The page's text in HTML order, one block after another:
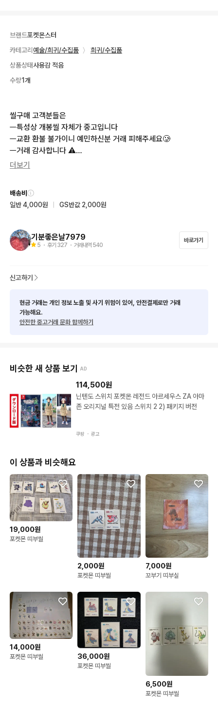
브랜드포켓몬스터
카테고리 예술/희귀/수집품 〉
희귀/수집품
상품상태사용감 적음
수량1개
씰구매 고객분들은
ㅡ특성상 개봉씰 자체가 중고입니다
ㅡ교환 환불 불가이니 예민하신분 거래 피해주세요🥲
ㅡ거래 감사합니다 ⚠️
💗가격에 불만 있으신 분들은 다른분들과 거래 추천 드려요🙏💗
매너거래 부탁드립니다🙂💗
🩷포켓몬 띠부씰
ㅡ
시즌2  뮤 20000 뮤츠18000
ㅡ검은레쿠쟈 10000
ㅡ레쿠쟈 그란돈 가이오가 지라치
ㅡ다른씰 합 2만원이상 판매해요⭐️
💛다른씰과 합구매 가능하세요
✉️띠부씰opp봉투 추가로 필요하신분은 배송비 아끼고 합구매 하
세요😄
🙏밤에는바로 답 못드릴수 있어요 아침에 답 드리니 기다려주세요
😀🙏
✉️반택 준등기2000 일택4000
더보기
배송비
일반 4,000원
GS반값 2,000원
기분좋은날7979
5 ・ 후기 327 ・ 거래내역 540
바로가기
신고하기
현금 거래는 개인 정보 노출 및 사기 위험이 있어, 안전결제로만 거래
가능해요.
안전한 중고거래 문화 함께하기
비슷한 새 상품 보기 AD
114,500원
닌텐도 스위치 포켓몬 레전드 아르세우스 ZA 아마
존 오리지널 특전 있음 스위치 2 2) 패키지 버전
쿠팡 ・ 광고
이 상품과 비슷해요
19,000원
포켓몬 띠부씰
2,000원
포켓몬 띠부씰
7,000원
꼬부기 띠부실
14,000원
포켓몬 띠부씰 36,000원
포켓몬 띠부씰
6,500원
포켓몬 띠부씰